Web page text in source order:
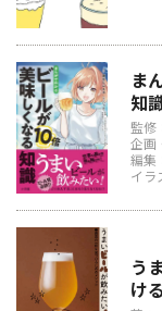
ま
知
監修
企画
編集
イラ
う
け